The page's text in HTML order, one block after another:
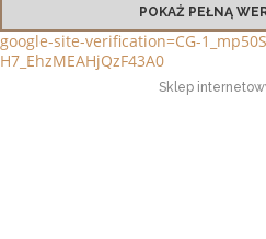
POKAŻ PEŁNĄ
google-site-verification=CG-
H7_EhzMEAHjQzF43A0
Sklep